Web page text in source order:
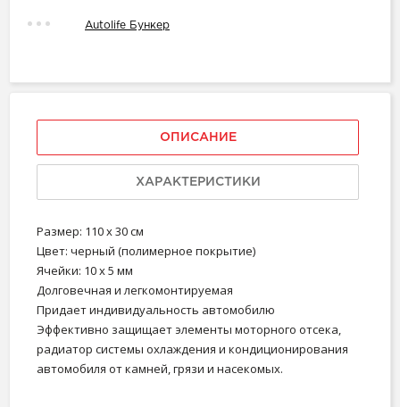
Autolife Бункер
ОПИСАНИЕ
ХАРАКТЕРИСТИКИ
Размер: 110 х 30 см
Цвет: черный (полимерное покрытие)
Ячейки: 10 х 5 мм
Долговечная и легкомонтируемая
Придает индивидуальность автомобилю
Эффективно защищает элементы моторного отсека,
радиатор системы охлаждения и кондиционирования
автомобиля от камней, грязи и насекомых.